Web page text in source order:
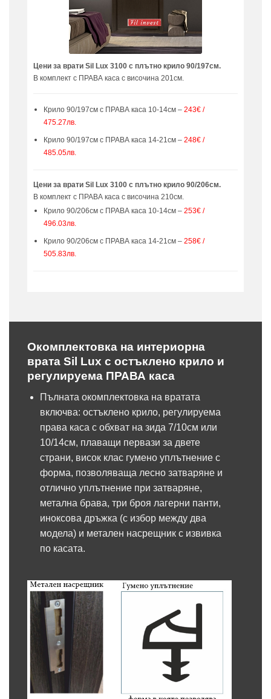
Цени за врати Sil Lux 3100 с плътно крило 90/197см.
В комплект с ПРАВА каса с височина 201см.
Крило 90/197см с ПРАВА каса 10-14см –243€ /
475.27лв.
Крило 90/197см с ПРАВА каса 14-21см –248€ /
485.05лв.
Цени за врати Sil Lux 3100 с плътно крило 90/206см.
В комплект с ПРАВА каса с височина 210см.
Крило 90/206см с ПРАВА каса 10-14см –253€ /
496.03лв.
Крило 90/206см с ПРАВА каса 14-21см –258€ /
505.83лв.
Окомплектовка на интериорна
врата Sil Lux с остъклено крило и
регулируема ПРАВА каса
Пълната окомплектовка на вратата
включва: остъклено крило, регулируема
права каса с обхват на зида 7/10см или
10/14см, плаващи первази за двете
страни, висок клас гумено уплътнение с
форма, позволяваща лесно затваряне и
отлично уплътнение при затваряне,
метална брава, три броя лагерни панти,
иноксова дръжка (с избор между два
модела) и метален насрещник с извивка
по касата.